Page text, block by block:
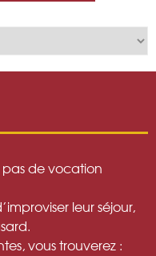
pas de vocation
leur séjour,
vous trouverez :